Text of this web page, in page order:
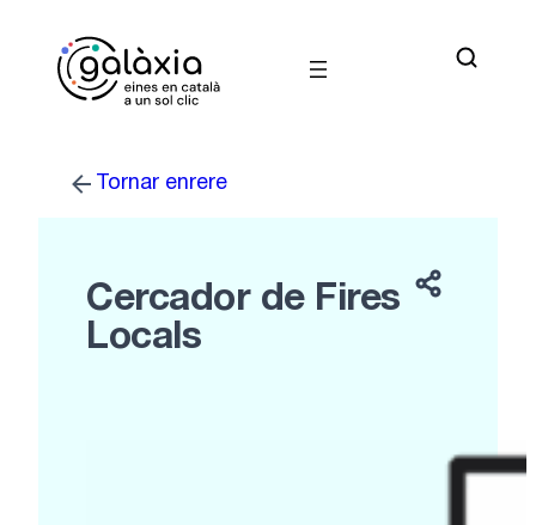
Tornar enrere
Cercador de Fires
Locals